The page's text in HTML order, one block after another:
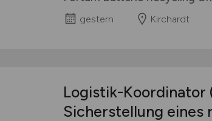
gestern Kirchardt
Logistik-Koordinator
Sicherstellung eines